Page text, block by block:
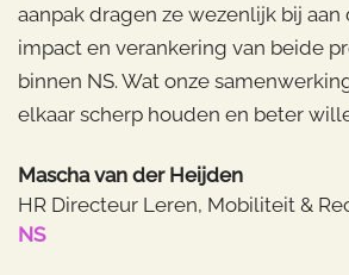
aanpak dragen ze wezenlijk bij
impact en verankering van beide
binnen NS. Wat onze
elkaar scherp houden en beter
Mascha van der Heijden
HR Directeur Leren, Mobiliteit &
NS